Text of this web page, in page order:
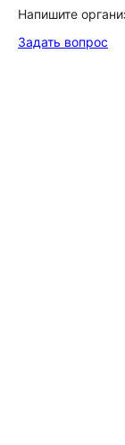
Напишите
Задать вопрос